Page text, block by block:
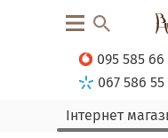
095 585 66
067 586 55
Інтернет